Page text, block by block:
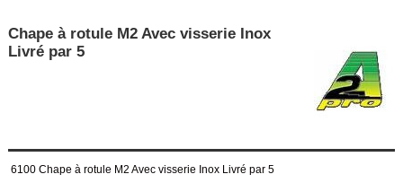
Chape à rotule M2 Avec visserie Inox
Livré par 5
6100 Chape à rotule M2 Avec visserie Inox Livré par 5